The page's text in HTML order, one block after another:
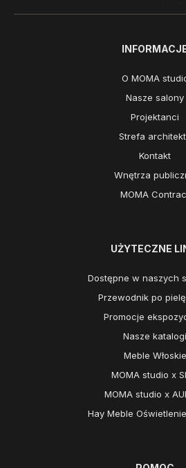
O MOMA
Nasze salony
Projektanci
Strefa
Kontakt
Wnętrza
MOMA
UŻYTECZNE
Dostępne w naszych
Przewodnik po
Promocje
Nasze katalogi
Meble Włoskie
MOMA studio x
MOMA studio x
Hay Meble